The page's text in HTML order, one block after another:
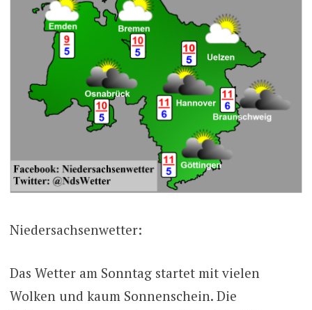
Niedersachsenwetter:
Das Wetter am Sonntag startet mit vielen
Wolken und kaum Sonnenschein. Die